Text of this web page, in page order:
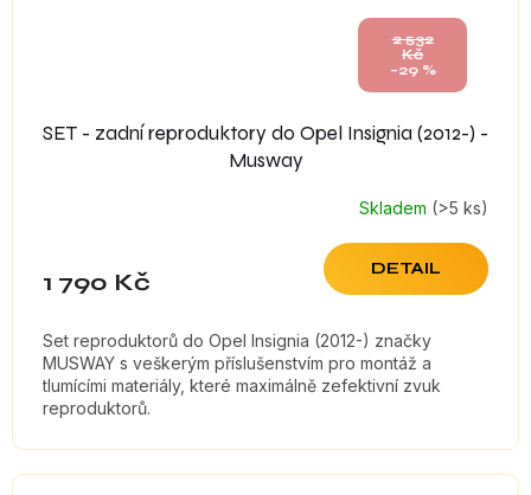
2 532
Kč
–29 %
SET - zadní reproduktory do Opel Insignia (2012-) -
Musway
Skladem (>5 ks)
1 790 Kč DETAIL
Set reproduktorů do Opel Insignia (2012-) značky
MUSWAY s veškerým příslušenstvím pro montáž a
tlumícími materiály, které maximálně zefektivní zvuk
reproduktorů.